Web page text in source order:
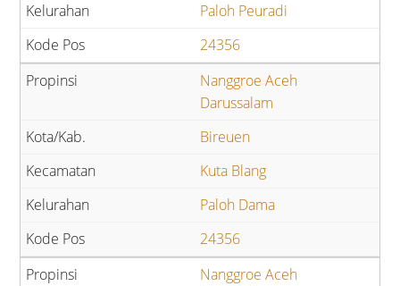
Paloh Peuradi
24356
Nanggroe Aceh
Darussalam
Bireuen
Kuta Blang
Paloh Dama
24356
Nanggroe Aceh